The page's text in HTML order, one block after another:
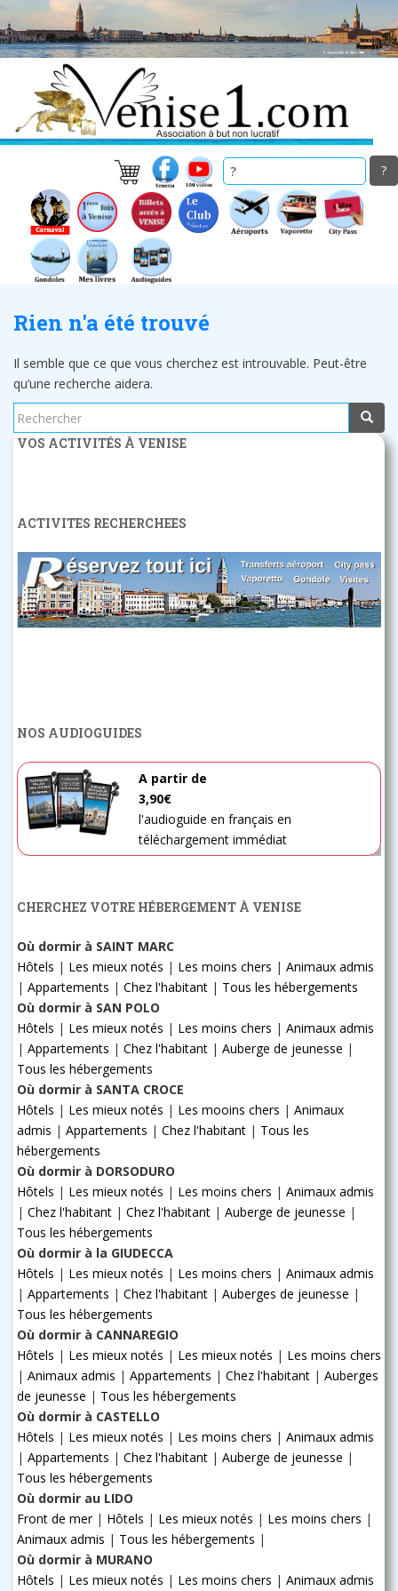
to
main
Rien n'a été trouvé
Il semble que ce que vous cherchez est introuvable. Peut-être
qu’une recherche aidera.
Rechercher...
VOS ACTIVITÉS À VENISE
ACTIVITES RECHERCHEES
NOS AUDIOGUIDES
A partir de
3,90€
l'audioguide en français en
téléchargement immédiat
CHERCHEZ VOTRE HÉBERGEMENT À VENISE
Où dormir à SAINT MARC
Hôtels | Les mieux notés | Les moins chers | Animaux admis
| Appartements | Chez l'habitant | Tous les hébergements
Où dormir à SAN POLO
Hôtels | Les mieux notés | Les moins chers | Animaux admis
| Appartements | Chez l'habitant | Auberge de jeunesse |
Tous les hébergements
Où dormir à SANTA CROCE
Hôtels | Les mieux notés | Les mooins chers | Animaux
admis | Appartements | Chez l'habitant | Tous les
hébergements
Où dormir à DORSODURO
Hôtels | Les mieux notés | Les moins chers | Animaux admis
| Chez l'habitant | Chez l'habitant | Auberge de jeunesse |
Tous les hébergements
Où dormir à la GIUDECCA
Hôtels | Les mieux notés | Les moins chers | Animaux admis
| Appartements | Chez l'habitant | Auberges de jeunesse |
Tous les hébergements
Où dormir à CANNAREGIO
Hôtels | Les mieux notés | Les mieux notés | Les moins chers
| Animaux admis | Appartements | Chez l'habitant | Auberges
de jeunesse | Tous les hébergements
Où dormir à CASTELLO
Hôtels | Les mieux notés | Les moins chers | Animaux admis
| Appartements | Chez l'habitant | Auberge de jeunesse |
Tous les hébergements
Où dormir au LIDO
Front de mer| Hôtels | Les mieux notés | Les moins chers |
Animaux admis | Tous les hébergements |
Où dormir à MURANO
Hôtels | Les mieux notés | Les moins chers | Animaux admis